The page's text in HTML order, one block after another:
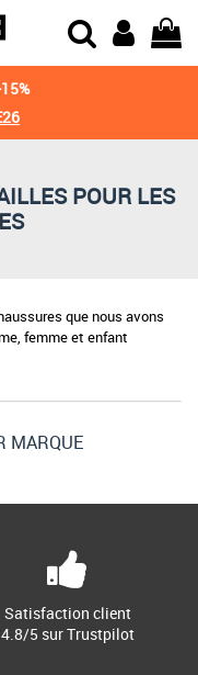
POUR LES
MARQUE
que nous avons
femme et enfant
Satisfaction client
4.8/5 sur Trustpilot